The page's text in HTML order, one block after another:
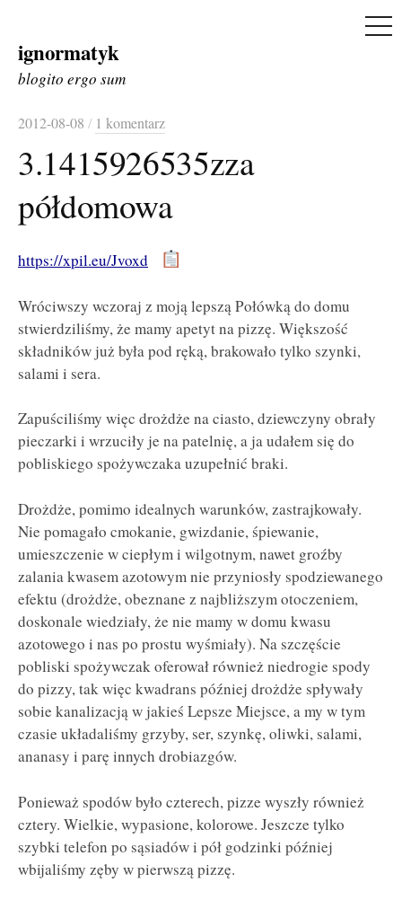
Skip
to
ignormatyk
blogito ergo sum
2012-08-08 / 1 komentarz
3.1415926535zza
półdomowa
https://xpil.eu/Jvoxd
Wróciwszy wczoraj z moją lepszą Połówką do domu
stwierdziliśmy, że mamy apetyt na pizzę. Większość
składników już była pod ręką, brakowało tylko szynki,
salami i sera.
Zapuściliśmy więc drożdże na ciasto, dziewczyny obrały
pieczarki i wrzuciły je na patelnię, a ja udałem się do
pobliskiego spożywczaka uzupełnić braki.
Drożdże, pomimo idealnych warunków, zastrajkowały.
Nie pomagało cmokanie, gwizdanie, śpiewanie,
umieszczenie w ciepłym i wilgotnym, nawet groźby
zalania kwasem azotowym nie przyniosły spodziewanego
efektu (drożdże, obeznane z najbliższym otoczeniem,
doskonale wiedziały, że nie mamy w domu kwasu
azotowego i nas po prostu wyśmiały). Na szczęście
pobliski spożywczak oferował również niedrogie spody
do pizzy, tak więc kwadrans później drożdże spływały
sobie kanalizacją w jakieś Lepsze Miejsce, a my w tym
czasie układaliśmy grzyby, ser, szynkę, oliwki, salami,
ananasy i parę innych drobiazgów.
Ponieważ spodów było czterech, pizze wyszły również
cztery. Wielkie, wypasione, kolorowe. Jeszcze tylko
szybki telefon po sąsiadów i pół godzinki później
wbijaliśmy zęby w pierwszą pizzę.